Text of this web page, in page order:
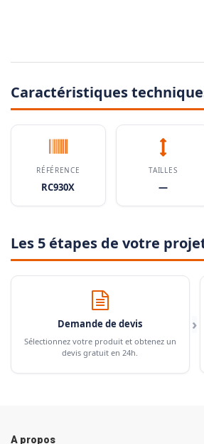
Caractéristiques
RÉFÉRENCE
RC930X
TAILLES
—
Les 5 étapes de votre
Demande de devis
Sélectionnez votre produit et obtenez un
devis gratuit en 24h.
›
A propos